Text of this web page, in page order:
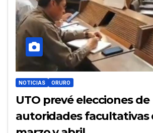
NOTICIAS ORURO
UTO prevé elecciones de
autoridades facultativas